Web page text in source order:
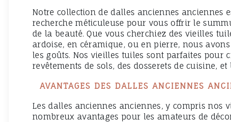
Notre collection de dalles anciennes anciennes
recherche méticuleuse pour vous offrir le
de la beauté. Que vous cherchiez des vieilles
ardoise, en céramique, ou en pierre, nous
les goûts. Nos vieilles tuiles sont parfaites pour
revêtements de sols, des dosserets de cuisine,
AVANTAGES DES DALLES ANCIENNES
Les dalles anciennes anciennes, y compris nos
nombreux avantages pour les amateurs de